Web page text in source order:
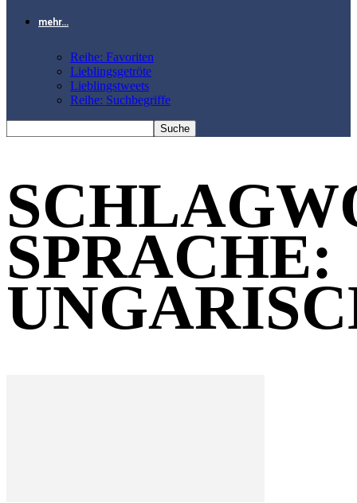
mehr…
Reihe: Favoriten
Lieblingsgetröte
Lieblingstweets
Reihe: Suchbegriffe
SPRACHE: